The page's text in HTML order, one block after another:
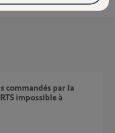
impossible à